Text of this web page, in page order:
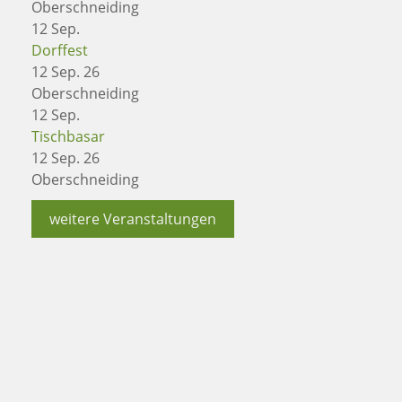
Oberschneiding
12 Sep.
Dorffest
12 Sep. 26
Oberschneiding
12 Sep.
Tischbasar
12 Sep. 26
Oberschneiding
weitere Veranstaltungen